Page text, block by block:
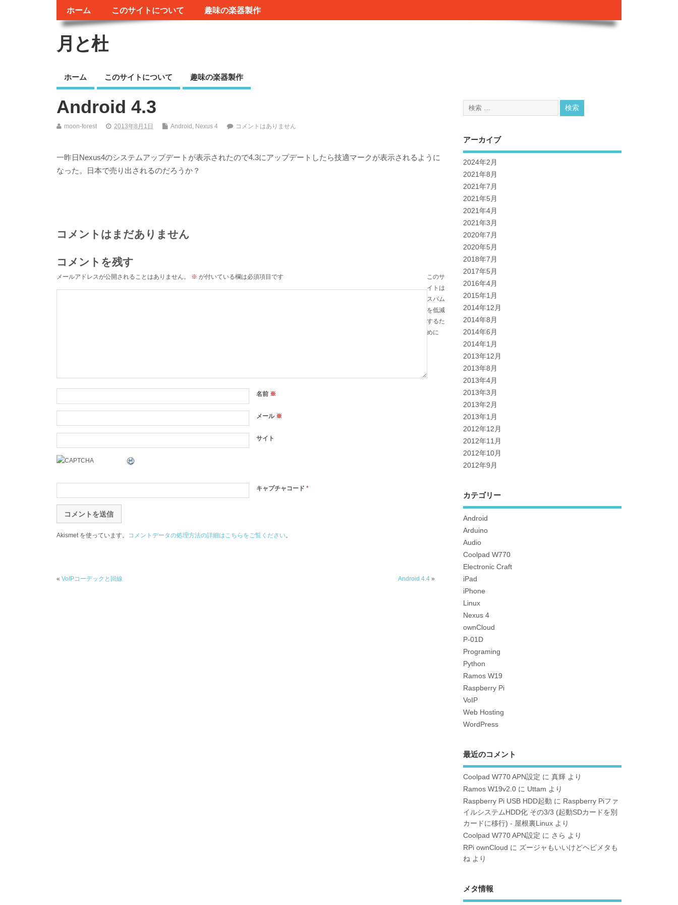
ホーム このサイトについて 趣味の楽器製作
月と杜
ホーム このサイトについて 趣味の楽器製作
Android 4.3
moon-forest 2013年8月1日 Android Nexus 4 コメントはありません
一昨日Nexus4のシステムアップデートが表示されたので4.3にアップデートしたら技適マークが表示されるように
なった。日本で売り出されるのだろうか？
コメントはまだありません
コメントを残す
メールアドレスが公開されることはありません。 ※ が付いている欄は必須項目です
名前 ※
メール ※
サイト
キャプチャコード *
このサ
イトは
スパム
を低減
するた
めに
Akismet を使っています。 コメントデータの処理方法の詳細はこちらをご覧ください。
« VoIPコーデックと回線 Android 4.4»
アーカイブ
2024年2月
2021年8月
2021年7月
2021年5月
2021年4月
2021年3月
2020年7月
2020年5月
2018年7月
2017年5月
2016年4月
2015年1月
2014年12月
2014年8月
2014年6月
2014年1月
2013年12月
2013年8月
2013年4月
2013年3月
2013年2月
2013年1月
2012年12月
2012年11月
2012年10月
2012年9月
カテゴリー
Android
Arduino
Audio
Coolpad W770
Electronic Craft
iPad
iPhone
Linux
Nexus 4
ownCloud
P-01D
Programing
Python
Ramos W19
Raspberry Pi
VoIP
Web Hosting
WordPress
最近のコメント
Coolpad W770 APN設定 に真輝 より
Ramos W19v2.0 に Uttam より
Raspberry Pi USB HDD起動 に Raspberry Piファ
イルシステムHDD化 その3/3 (起動SDカードを別
カードに移行) - 屋根裏Linux より
Coolpad W770 APN設定 に さら より
RPi ownCloud に ズージャもいいけどヘビメタも
ね より
メタ情報